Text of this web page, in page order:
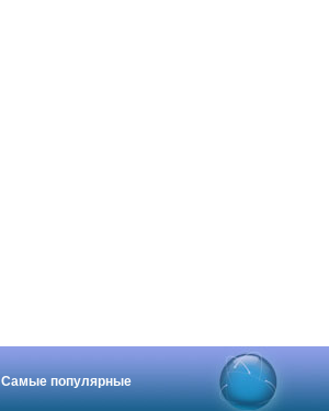
Самые популярные